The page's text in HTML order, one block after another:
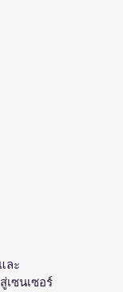
ละ
ซนเซอร์